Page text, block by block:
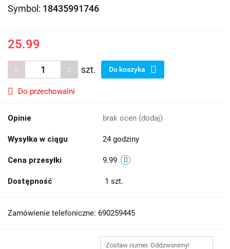
Symbol: 18435991746
25.99
szt. Do koszyka
Do przechowalni
Opinie brak ocen (dodaj)
Wysyłka w ciągu 24 godziny
Cena przesyłki 9.99
Dostępność 1 szt.
Zamówienie telefoniczne: 690259445